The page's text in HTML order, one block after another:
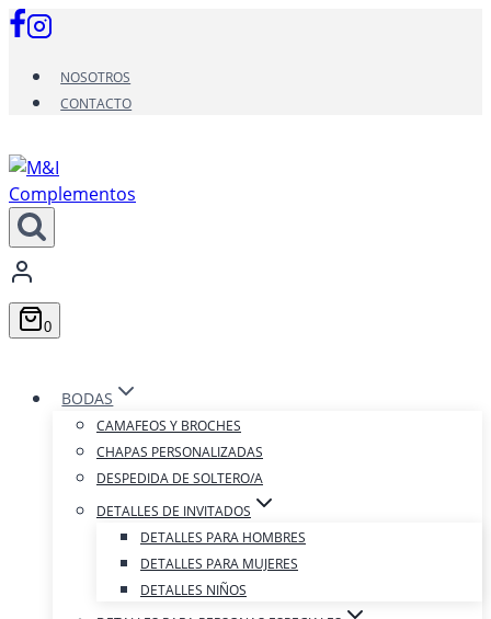
Saltar
contenidoNOSOTROS
CONTACTO
0
BODAS
CAMAFEOS Y BROCHES
CHAPAS PERSONALIZADAS
DESPEDIDA DE SOLTERO/A
DETALLES DE INVITADOS
DETALLES PARA HOMBRES
DETALLES PARA MUJERES
DETALLES NIÑOS